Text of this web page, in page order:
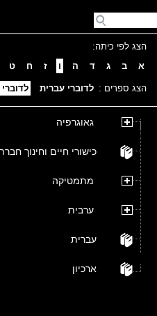
הצג לפי כיתה:
א
ב ג ד ה ו ז ח ט
הצג ספרים : לדוברי עברית
גאוגרפיה
כישורי חיים וחינוך
מתמטיקה
ערבית
עברית
ארכיון